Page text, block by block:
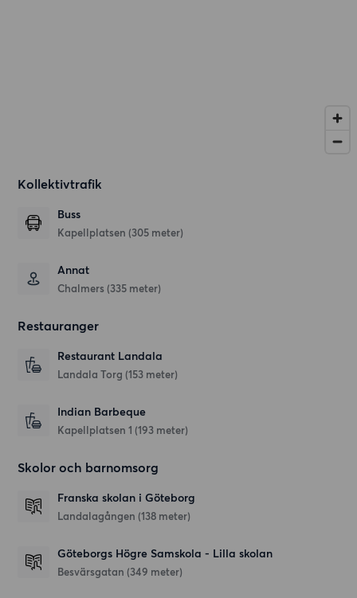
Kollektivtrafik
Buss
Kapellplatsen (305 meter)
Annat
Chalmers (335 meter)
Restauranger
Restaurant Landala
Landala Torg (153 meter)
Indian Barbeque
Kapellplatsen 1 (193 meter)
Skolor och barnomsorg
Franska skolan i Göteborg
Landalagången (138 meter)
Göteborgs Högre Samskola - Lilla skolan
Besvärsgatan (349 meter)